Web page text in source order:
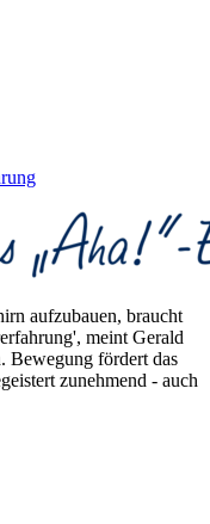
aufzubauen, braucht
meint Gerald
Bewegung fördert das
zunehmend - auch